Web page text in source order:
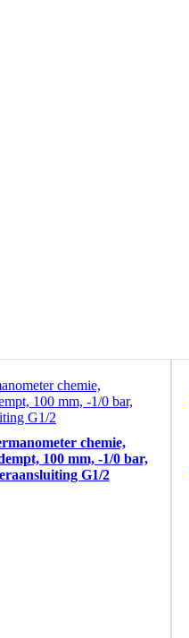
chemie,
100 mm, -1/0 bar,
G1/2